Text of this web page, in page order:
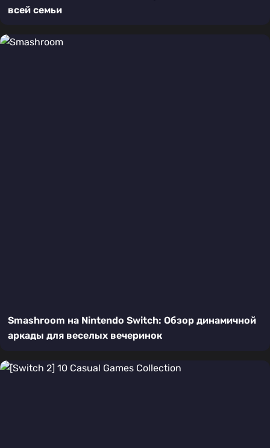
всей семьи
Smashroom на Nintendo Switch: Обзор динамичной
аркады для веселых вечеринок